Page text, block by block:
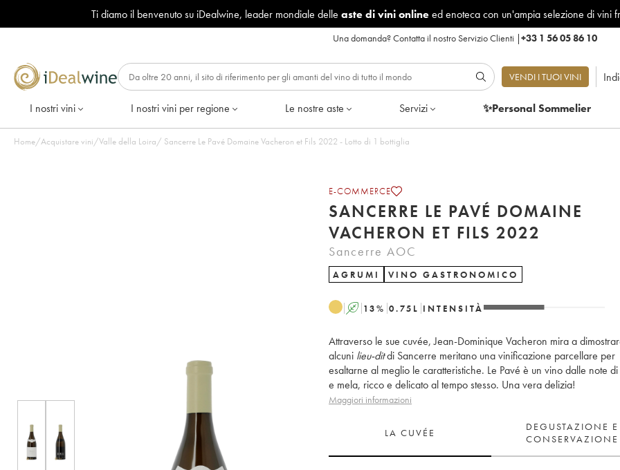
Ti diamo il benvenuto su iDealwine, leader mondiale delle aste di vini onlineed enoteca con un'ampia selezione di vini
Una domanda?Contatta il nostro Servizio Clienti |+33 1 56 05 86 10
VENDI I TUOI VINI
I nostri vini I nostri vini per regione Le nostre aste Servizi ✨Personal Sommelier
Home/Acquistare vini/Valle della Loira/ Sancerre Le Pavé Domaine Vacheron et Fils 2022 - Lotto di 1 bottiglia
E-COMMERCE
SANCERRE LE PAVÉ DOMAINE
VACHERON ET FILS 2022
Sancerre AOC
AGRUMI VINO GASTRONOMICO
A 13% 0.75 L INTENSITÀ
Attraverso le sue cuvée, Jean-Dominique Vacheron mira a
alcuni lieu-ditdi Sancerre meritano una vinificazione parcellare per
esaltarne al meglio le caratteristiche. Le Pavé è un vino dalle note
e mela, ricco e delicato al tempo stesso. Una vera delizia!
Maggiori informazioni
LA CUVÉE
DEGUSTAZIONE E
CONSERVAZIONE